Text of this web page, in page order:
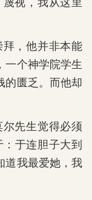
视，我从这里
拜，他并非本能
个神学院学生
的匮乏。而他却
先生觉得必须
于连胆子大到
道我最爱她，我